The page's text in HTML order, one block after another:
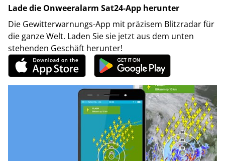
Lade die Onweeralarm Sat24-App herunter
Die Gewitterwarnungs-App mit präzisem Blitzradar für
die ganze Welt. Laden Sie sie jetzt aus dem unten
stehenden Geschäft herunter!